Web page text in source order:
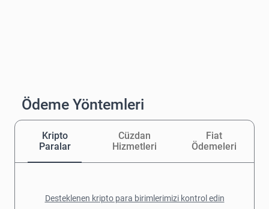
Ödeme Yöntemleri
Kripto
Paralar
Cüzdan
Hizmetleri
Fiat
Ödemeleri
Desteklenen kripto para birimlerimizi kontrol edin